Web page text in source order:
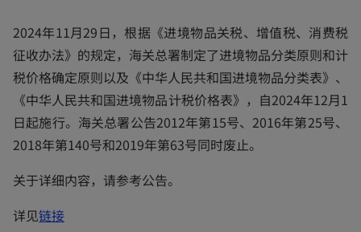
a
n
e
w
t
a
2024年11月29日，根据《进境物品关税、增值税、消费税
征收办法》的规定，海关总署制定了进境物品分类原则和计
税价格确定原则以及《中华人民共和国进境物品分类表》、
《中华人民共和国进境物品计税价格表》，自2024年12月1
日起施行。海关总署公告2012年第15号、2016年第25号、
2018年第140号和2019年第63号同时废止。
关于详细内容，请参考公告。
详见链接o